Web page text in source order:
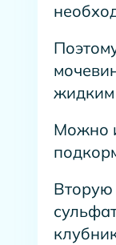
жидким
Можно